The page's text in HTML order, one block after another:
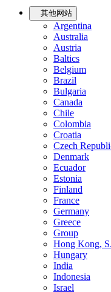
其他网站
Argentina
Australia
Austria
Baltics
Belgium
Brazil
Bulgaria
Canada
Chile
Colombia
Croatia
Czech
Denmark
Ecuador
Estonia
Finland
France
Germany
Greece
Group
Hong Kong,
Hungary
India
Indonesia
Israel